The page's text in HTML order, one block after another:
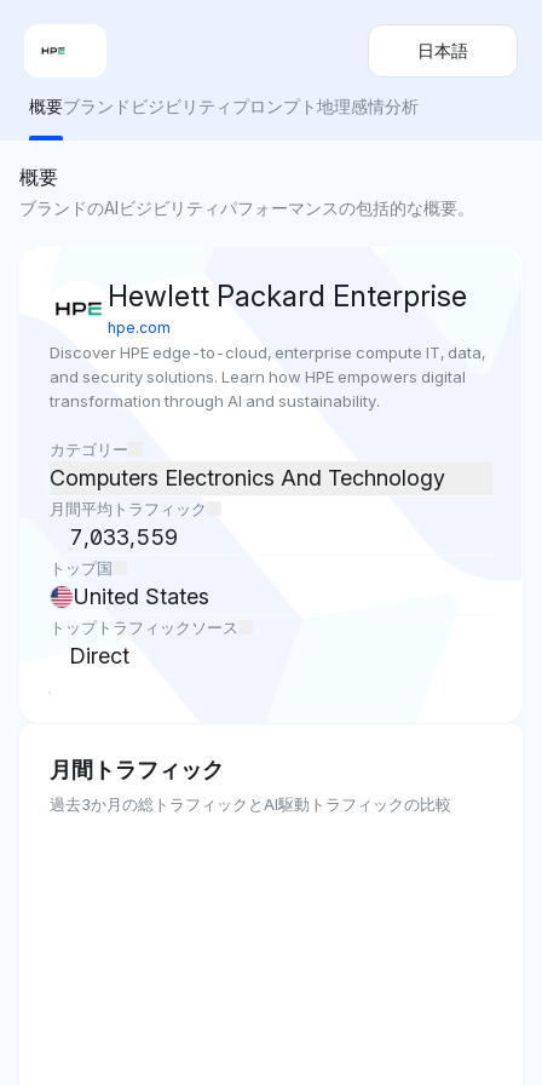
日本語
概要ブランドビジビリティ プロンプト地理感情分析
概要
ブランドのAIビジビリティパフォーマンスの包括的な概要。
Hewlett Packard Enterprise
hpe.com
Discover HPE edge-to-cloud, enterprise compute IT, data,
and security solutions. Learn how HPE empowers digital
transformation through AI and sustainability.
カテゴリー
Computers Electronics And Technology
月間平均トラフィック
7,033,559
トップ国
United States
トップトラフィックソース
Direct
月間トラフィック
過去3か月の総トラフィックとAI駆動トラフィックの比較